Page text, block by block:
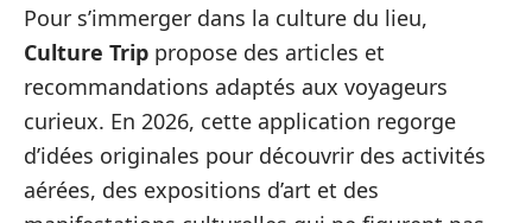
Pour s’immerger dans la culture du lieu,
Culture Trip propose des articles et
recommandations adaptés aux voyageurs
curieux. En 2026, cette application regorge
d’idées originales pour découvrir des activités
aérées, des expositions d’art et des